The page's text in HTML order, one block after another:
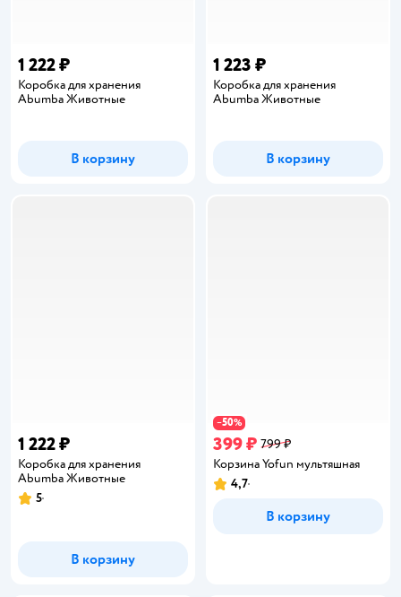
1 222 ₽
Коробка для хранения
Abumba Животные
В корзину
1 223 ₽
Коробка для хранения
Abumba Животные
В корзину
1 222 ₽
Коробка для хранения
Abumba Животные
Рейтинг:
5
В корзину
−50%
399 ₽ 799 ₽
Корзина Yofun мультяшная
Рейтинг:
4,7
В корзину